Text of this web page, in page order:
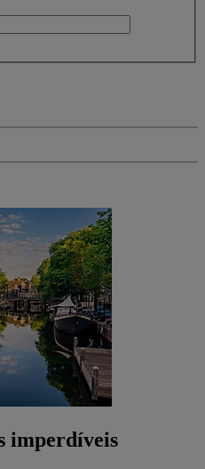
imperdíveis